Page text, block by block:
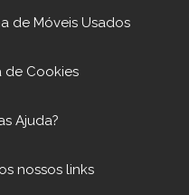
de Móveis Usados
de Cookies
Ajuda?
nossos links